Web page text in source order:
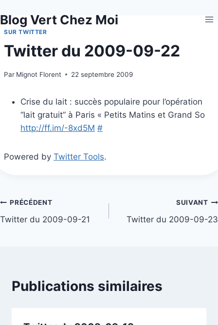
au
contenu
Blog Vert Chez Moi
SUR TWITTER
Twitter du 2009-09-22
Par Mignot Florent 22 septembre 2009
Crise du lait : succès populaire pour l’opération
“lait gratuit” à Paris « Petits Matins et Grand So
http://ff.im/-8xd5M #
Powered by Twitter Tools.
Navigation
de
PRÉCÉDENT
Twitter du 2009-09-21
SUIVANT
Twitter du 2009-09-23
Publications similaires